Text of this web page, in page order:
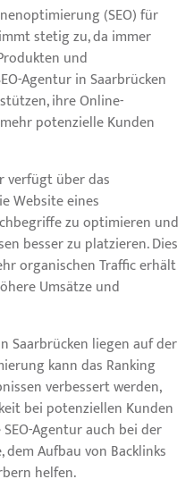
(SEO) für
stetig zu, da immer
und
Agentur in Saarbrücken
ihre Online-
potenzielle Kunden
verfügt über das
Website eines
zu optimieren und
besser zu platzieren. Dies
organischen Traffic erhält
Umsätze und
Saarbrücken liegen auf der
kann das Ranking
verbessert werden,
bei potenziellen Kunden
Agentur auch bei der
Aufbau von Backlinks
helfen.